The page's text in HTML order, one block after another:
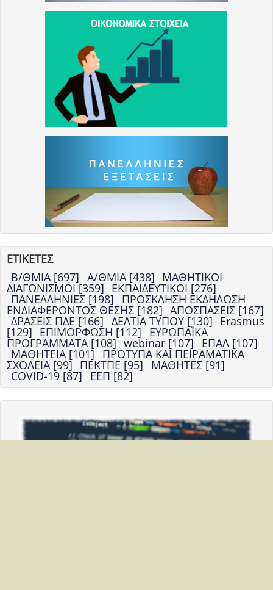
ΕΤΙΚΕΤΕΣ
Β/ΘΜΙΑ [697] Α/ΘΜΙΑ [438] ΜΑΘΗΤΙΚΟΙ
ΔΙΑΓΩΝΙΣΜΟΙ [359] ΕΚΠΑΙΔΕΥΤΙΚΟΙ [276]
ΠΑΝΕΛΛΗΝΙΕΣ [198] ΠΡΟΣΚΛΗΣΗ ΕΚΔΗΛΩΣΗ
ΕΝΔΙΑΦΕΡΟΝΤΟΣ ΘΕΣΗΣ [182] ΑΠΟΣΠΑΣΕΙΣ [167]
ΔΡΑΣΕΙΣ ΠΔΕ [166] ΔΕΛΤΙΑ ΤΥΠΟΥ [130] Erasmus
[129] ΕΠΙΜΟΡΦΩΣΗ [112] ΕΥΡΩΠΑΪΚΑ
ΠΡΟΓΡΑΜΜΑΤΑ [108] webinar [107] ΕΠΑΛ [107]
ΜΑΘΗΤΕΙΑ [101] ΠΡΟΤΥΠΑ ΚΑΙ ΠΕΙΡΑΜΑΤΙΚΑ
ΣΧΟΛΕΙΑ [99] ΠΕΚΤΠΕ [95] ΜΑΘΗΤΕΣ [91]
COVID-19 [87] ΕΕΠ [82]